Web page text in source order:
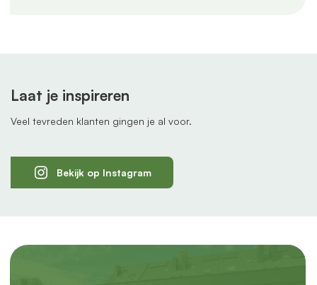
Laat je inspireren
Veel tevreden klanten gingen je al voor.
Bekijk op Instagram